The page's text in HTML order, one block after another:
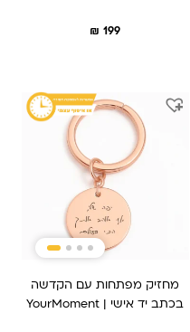
₪ 199
מחזיק מפתחות עם הקדשה
בכתב יד אישי | YourMoment